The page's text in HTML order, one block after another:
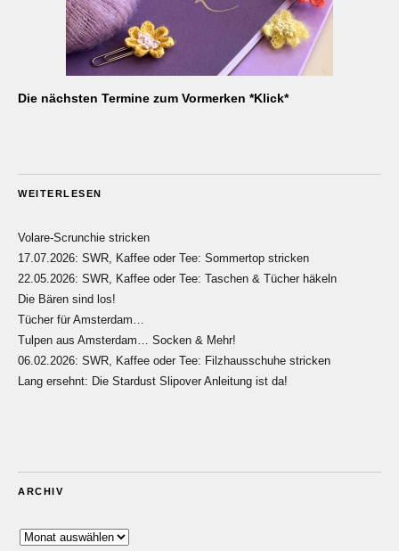
Die nächsten Termine zum Vormerken *Klick*
WEITERLESEN
Volare-Scrunchie stricken
17.07.2026: SWR, Kaffee oder Tee: Sommertop stricken
22.05.2026: SWR, Kaffee oder Tee: Taschen & Tücher häkeln
Die Bären sind los!
Tücher für Amsterdam…
Tulpen aus Amsterdam… Socken & Mehr!
06.02.2026: SWR, Kaffee oder Tee: Filzhausschuhe stricken
Lang ersehnt: Die Stardust Slipover Anleitung ist da!
ARCHIV
Archiv